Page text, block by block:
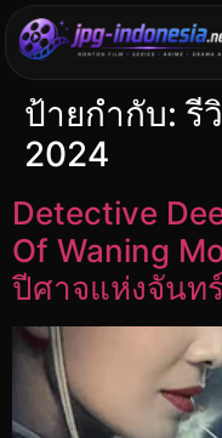
ป้ายกำกับ:รี
2024
Detective
Of Waning
ปีศาจแห่งจันทร์